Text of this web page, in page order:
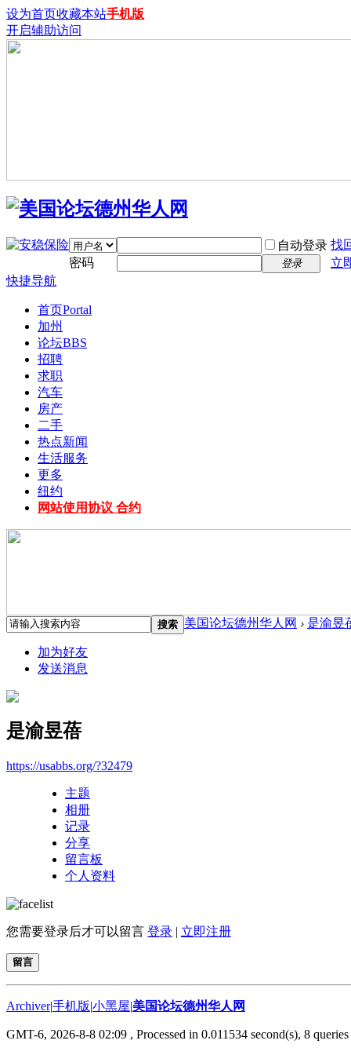
设为首页收藏本站手机版
开启辅助访问
自动登录 找
密码
登录
立
快捷导航
首页Portal
加州
论坛BBS
招聘
求职
汽车
房产
二手
热点新闻
生活服务
更多
纽约
网站使用协议 合约
搜索 美国论坛德州华人网 › 是渝昱
加为好友
发送消息
是渝昱蓓
https://usabbs.org/?32479
主题
相册
记录
分享
留言板
个人资料
您需要登录后才可以留言 登录 | 立即注册
留言
Archiver|手机版|小黑屋|美国论坛德州华人网
GMT-6, 2026-8-8 02:09 , Processed in 0.011534 second(s), 8 queries